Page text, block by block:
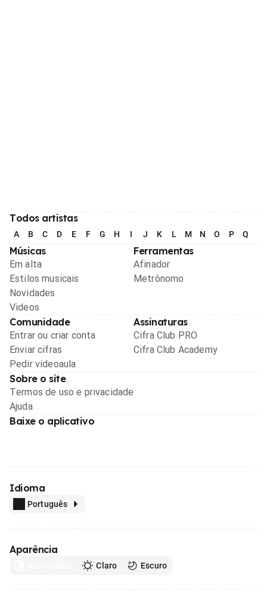
Todos artistas
A B C D E F G H I J K L M N O P Q
Músicas
Em alta
Estilos musicais
Novidades
Videos
Ferramentas
Afinador
Metrônomo
Comunidade
Entrar ou criar conta
Enviar cifras
Pedir videoaula
Assinaturas
Cifra Club PRO
Cifra Club Academy
Sobre o site
Termos de uso e privacidade
Ajuda
Baixe o aplicativo
Idioma
Português
Aparência
Claro Escuro